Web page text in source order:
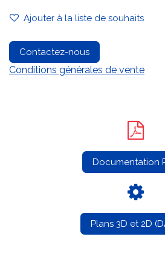
Ajouter à la liste de souhaits
Contactez-nous
Conditions générales de vente
Documentation
Plans 3D et 2D